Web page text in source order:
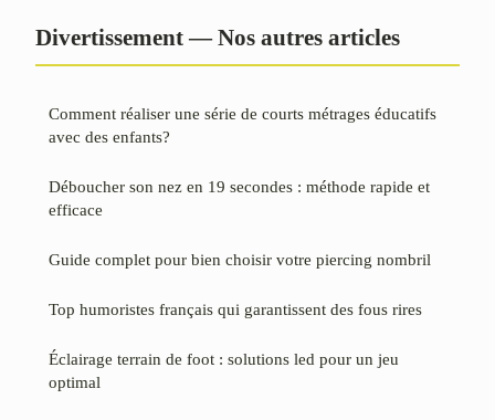
Divertissement — Nos autres articles
Comment réaliser une série de courts métrages éducatifs
avec des enfants?
Déboucher son nez en 19 secondes : méthode rapide et
efficace
Guide complet pour bien choisir votre piercing nombril
Top humoristes français qui garantissent des fous rires
Éclairage terrain de foot : solutions led pour un jeu
optimal